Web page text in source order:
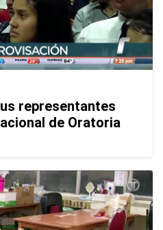
representantes
de Oratoria